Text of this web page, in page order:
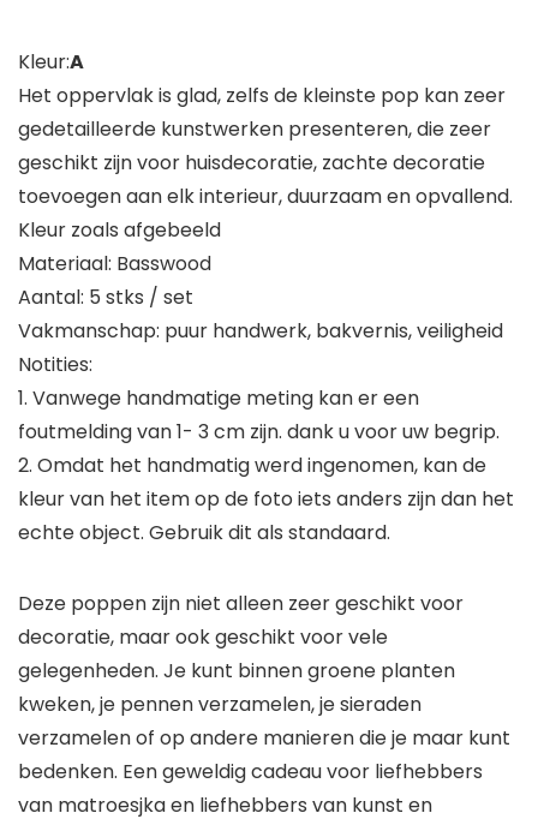
Kleur:A
Het oppervlak is glad, zelfs de kleinste pop kan zeer
gedetailleerde kunstwerken presenteren, die zeer
geschikt zijn voor huisdecoratie, zachte decoratie
toevoegen aan elk interieur, duurzaam en opvallend.
Kleur zoals afgebeeld
Materiaal: Basswood
Aantal: 5 stks / set
Vakmanschap: puur handwerk, bakvernis, veiligheid
Notities:
1. Vanwege handmatige meting kan er een
foutmelding van 1- 3 cm zijn. dank u voor uw begrip.
2. Omdat het handmatig werd ingenomen, kan de
kleur van het item op de foto iets anders zijn dan het
echte object. Gebruik dit als standaard.
Deze poppen zijn niet alleen zeer geschikt voor
decoratie, maar ook geschikt voor vele
gelegenheden. Je kunt binnen groene planten
kweken, je pennen verzamelen, je sieraden
verzamelen of op andere manieren die je maar kunt
bedenken. Een geweldig cadeau voor liefhebbers
van matroesjka en liefhebbers van kunst en